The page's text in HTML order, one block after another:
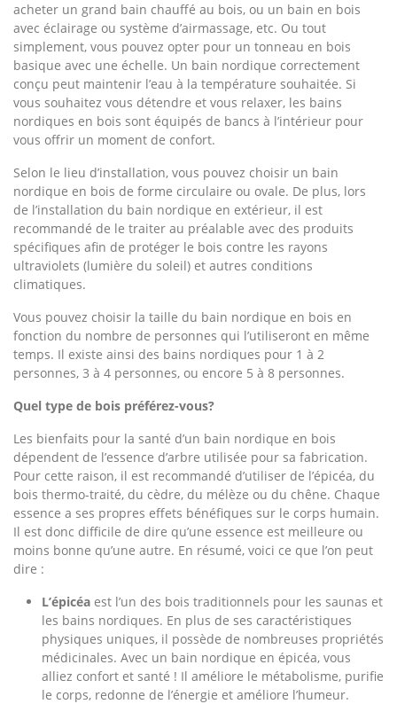
acheter un grand bain chauffé au bois, ou un bain en bois
avec éclairage ou système d’airmassage, etc. Ou tout
simplement, vous pouvez opter pour un tonneau en bois
basique avec une échelle. Un bain nordique correctement
conçu peut maintenir l’eau à la température souhaitée. Si
vous souhaitez vous détendre et vous relaxer, les bains
nordiques en bois sont équipés de bancs à l’intérieur pour
vous offrir un moment de confort.
Selon le lieu d’installation, vous pouvez choisir un bain
nordique en bois de forme circulaire ou ovale. De plus, lors
de l’installation du bain nordique en extérieur, il est
recommandé de le traiter au préalable avec des produits
spécifiques afin de protéger le bois contre les rayons
ultraviolets (lumière du soleil) et autres conditions
climatiques.
Vous pouvez choisir la taille du bain nordique en bois en
fonction du nombre de personnes qui l’utiliseront en même
temps. Il existe ainsi des bains nordiques pour 1 à 2
personnes, 3 à 4 personnes, ou encore 5 à 8 personnes.
Quel type de bois préférez-vous?
Les bienfaits pour la santé d’un bain nordique en bois
dépendent de l’essence d’arbre utilisée pour sa fabrication.
Pour cette raison, il est recommandé d’utiliser de l’épicéa, du
bois thermo-traité, du cèdre, du mélèze ou du chêne. Chaque
essence a ses propres effets bénéfiques sur le corps humain.
Il est donc difficile de dire qu’une essence est meilleure ou
moins bonne qu’une autre. En résumé, voici ce que l’on peut
dire :
L’épicéa est l’un des bois traditionnels pour les saunas et
les bains nordiques. En plus de ses caractéristiques
physiques uniques, il possède de nombreuses propriétés
médicinales. Avec un bain nordique en épicéa, vous
alliez confort et santé ! Il améliore le métabolisme, purifie
le corps, redonne de l’énergie et améliore l’humeur.